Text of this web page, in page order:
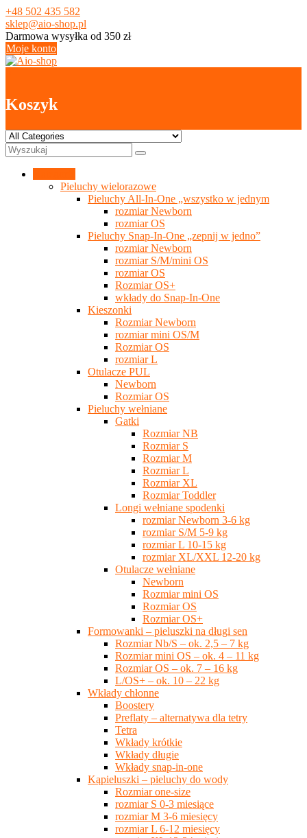
Skip
to
content
+48 502 435 582
sklep@aio-shop.pl
Darmowa wysyłka od 350 zł
Moje konto
Koszyk
Pieluchy wielorazowe
Pieluchy All-In-One „wszystko w jednym
rozmiar Newborn
rozmiar OS
Pieluchy Snap-In-One „zepnij w jedno”
rozmiar Newborn
rozmiar S/M/mini OS
rozmiar OS
Rozmiar OS+
wkłady do Snap-In-One
Kieszonki
Rozmiar Newborn
rozmiar mini OS/M
Rozmiar OS
rozmiar L
Otulacze PUL
Newborn
Rozmiar OS
Pieluchy wełniane
Gatki
Rozmiar NB
Rozmiar S
Rozmiar M
Rozmiar L
Rozmiar XL
Rozmiar Toddler
Longi wełniane spodenki
rozmiar Newborn 3-6 kg
rozmiar S/M 5-9 kg
rozmiar L 10-15 kg
rozmiar XL/XXL 12-20 kg
Otulacze wełniane
Newborn
Rozmiar mini OS
Rozmiar OS
Rozmiar OS+
Formowanki – pieluszki na długi sen
Rozmiar Nb/S – ok. 2,5 – 7 kg
Rozmiar mini OS – ok. 4 – 11 kg
Rozmiar OS – ok. 7 – 16 kg
L/OS+ – ok. 10 – 22 kg
Wkłady chłonne
Boostery
Preflaty – alternatywa dla tetry
Tetra
Wkłady krótkie
Wkłady długie
Wkłady snap-in-one
Kąpieluszki – pieluchy do wody
Rozmiar one-size
rozmiar S 0-3 miesiące
rozmiar M 3-6 miesięcy
rozmiar L 6-12 miesięcy